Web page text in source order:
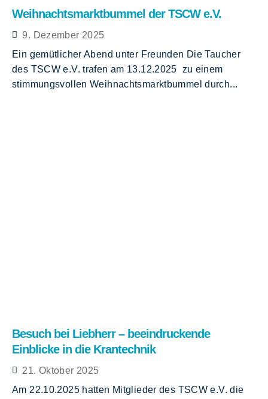
Weihnachtsmarktbummel der TSCW e.V.
9. Dezember 2025
Ein gemütlicher Abend unter Freunden Die Taucher
des TSCW e.V. trafen am 13.12.2025 zu einem
stimmungsvollen Weihnachtsmarktbummel durch...
Besuch bei Liebherr – beeindruckende
Einblicke in die Krantechnik
21. Oktober 2025
Am 22.10.2025 hatten Mitglieder des TSCW e.V. die